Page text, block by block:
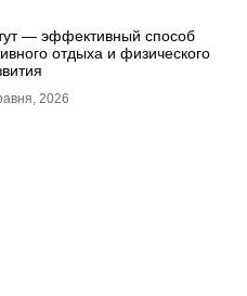
— эффективный способ
отдыха и физического
2026